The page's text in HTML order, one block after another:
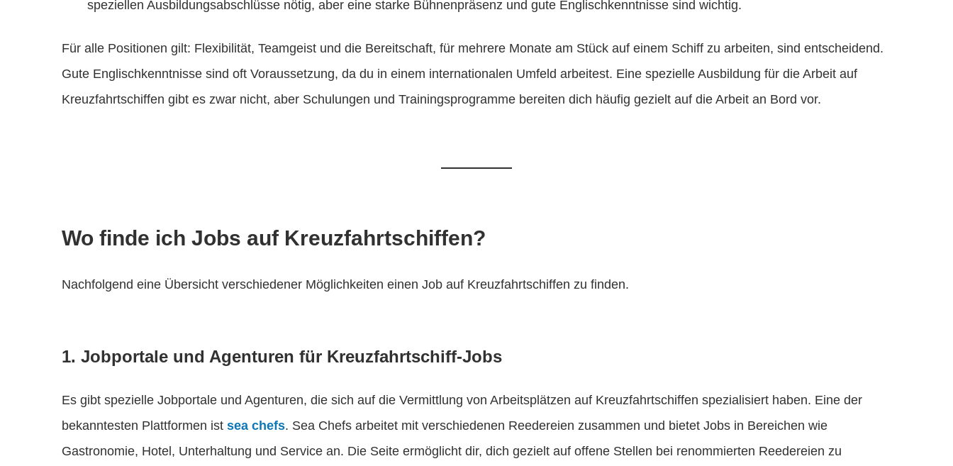
speziellen Ausbildungsabschlüsse nötig, aber eine starke Bühnenpräsenz und gute Englischkenntnisse sind wichtig.
Für alle Positionen gilt: Flexibilität, Teamgeist und die Bereitschaft, für mehrere Monate am Stück auf einem Schiff zu arbeiten, sind entscheidend.
Gute Englischkenntnisse sind oft Voraussetzung, da du in einem internationalen Umfeld arbeitest. Eine spezielle Ausbildung für die Arbeit auf
Kreuzfahrtschiffen gibt es zwar nicht, aber Schulungen und Trainingsprogramme bereiten dich häufig gezielt auf die Arbeit an Bord vor.
Wo finde ich Jobs auf Kreuzfahrtschiffen?
Nachfolgend eine Übersicht verschiedener Möglichkeiten einen Job auf Kreuzfahrtschiffen zu finden.
1. Jobportale und Agenturen für Kreuzfahrtschiff-Jobs
Es gibt spezielle Jobportale und Agenturen, die sich auf die Vermittlung von Arbeitsplätzen auf Kreuzfahrtschiffen spezialisiert haben. Eine der
bekanntesten Plattformen ist sea chefs. Sea Chefs arbeitet mit verschiedenen Reedereien zusammen und bietet Jobs in Bereichen wie
Gastronomie, Hotel, Unterhaltung und Service an. Die Seite ermöglicht dir, dich gezielt auf offene Stellen bei renommierten Reedereien zu